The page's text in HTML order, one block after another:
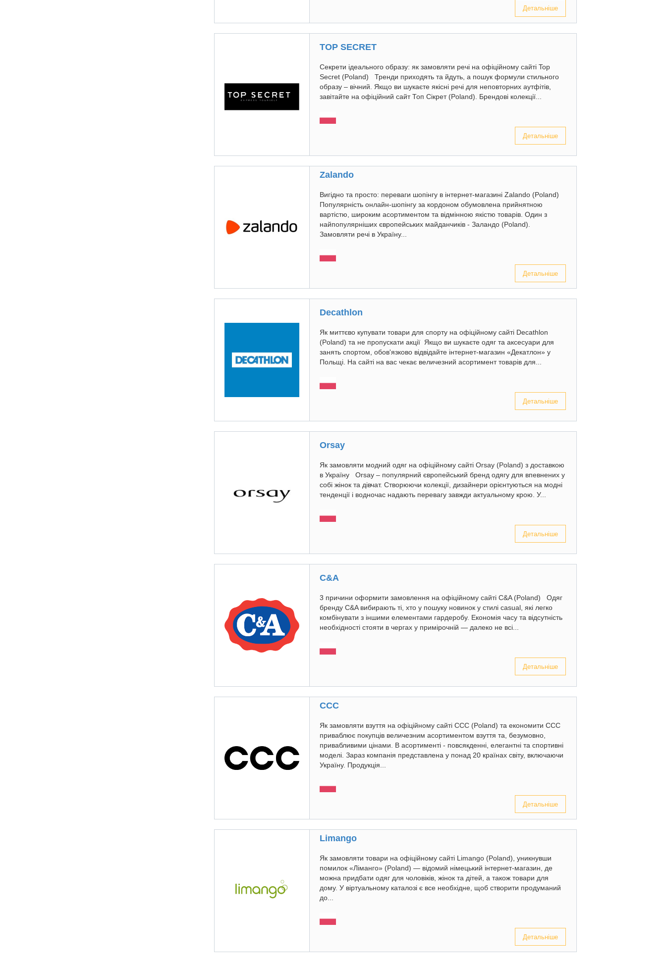
Детальніше
TOP SECRET
Секрети ідеального образу: як замовляти речі на офіційному сайті Top
Secret (Poland) Тренди приходять та йдуть, а пошук формули стильного
образу – вічний. Якщо ви шукаєте якісні речі для неповторних аутфітів,
завітайте на офіційний сайт Топ Сікрет (Poland). Брендові колекції...
Детальніше
Zalando
Вигідно та просто: переваги шопінгу в інтернет-магазині Zalando (Poland)
Популярність онлайн-шопінгу за кордоном обумовлена прийнятною
вартістю, широким асортиментом та відмінною якістю товарів. Один з
найпопулярніших європейських майданчиків - Заландо (Poland).
Замовляти речі в Україну...
Детальніше
Decathlon
Як миттєво купувати товари для спорту на офіційному сайті Decathlon
(Poland) та не пропускати акції Якщо ви шукаєте одяг та аксесуари для
занять спортом, обов'язково відвідайте інтернет-магазин «Декатлон» у
Польщі. На сайті на вас чекає величезний асортимент товарів для...
Детальніше
Orsay
Як замовляти модний одяг на офіційному сайті Orsay (Poland) з доставкою
в Україну Orsay – популярний європейський бренд одягу для впевнених у
собі жінок та дівчат. Створюючи колекції, дизайнери орієнтуються на модні
тенденції і водночас надають перевагу завжди актуальному крою. У...
Детальніше
C&A
3 причини оформити замовлення на офіційному сайті C&A (Poland) Одяг
бренду C&A вибирають ті, хто у пошуку новинок у стилі casual, які легко
комбінувати з іншими елементами гардеробу. Економія часу та відсутність
необхідності стояти в чергах у примірочній — далеко не всі...
Детальніше
CCC
Як замовляти взуття на офіційному сайті CCC (Poland) та економити CCC
приваблює покупців величезним асортиментом взуття та, безумовно,
привабливими цінами. В асортименті - повсякденні, елегантні та спортивні
моделі. Зараз компанія представлена у понад 20 країнах світу, включаючи
Україну. Продукція...
Детальніше
Limango
Як замовляти товари на офіційному сайті Limango (Poland), уникнувши
помилок «Ліманго» (Poland) — відомий німецький інтернет-магазин, де
можна придбати одяг для чоловіків, жінок та дітей, а також товари для
дому. У віртуальному каталозі є все необхідне, щоб створити продуманий
до...
Детальніше